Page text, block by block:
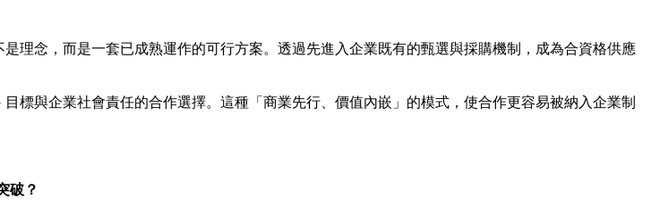
理念，而是一套已成熟運作的可行方案。透過先進入企業既有的甄選與採購機制，成為合資格供應
標與企業社會責任的合作選擇。這種「商業先行、價值內嵌」的模式，使合作更容易被納入企業制
破？